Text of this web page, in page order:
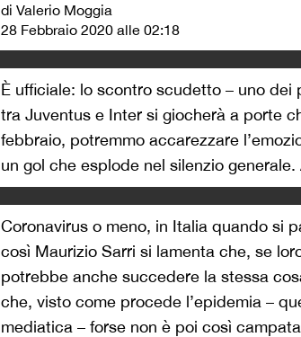
di Valerio Moggia
28 Febbraio 2020 alle 02:18
È ufficiale: lo scontro scudetto – uno
tra Juventus e Inter si giocherà a porte
febbraio, potremmo accarezzare
un gol che esplode nel silenzio
Coronavirus o meno, in Italia quando si
così Maurizio Sarri si lamenta che, se
potrebbe anche succedere la stessa
che, visto come procede l’epidemia –
mediatica – forse non è poi così